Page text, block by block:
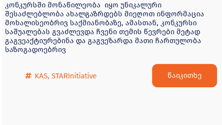
კონკურსში მონაწილეობა იყო უნიკალური
შესაძლებლობა ახალგაზრდებს მიეღოთ ინფორმაცია
მოხალისეობრივ საქმიანობაზე, ამასთან, კონკურსი
საშუალებას გვაძლევდა ჩვენი თემის წევრები მეტად
გაგვეაქტიურებინა და გაგვეზარდა მათი ჩართულობა
საზოგადოებრივ
KAS, STARInitiative წაიკითხე